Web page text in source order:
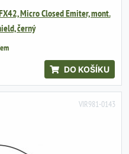
Micro Closed Emiter, mont.
černý
DO KOŠÍKU
VIR981-0143